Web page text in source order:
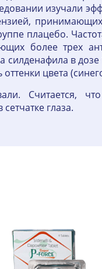
изучали
плацебо.
более трех
в
цвета
Считается,
глаза.